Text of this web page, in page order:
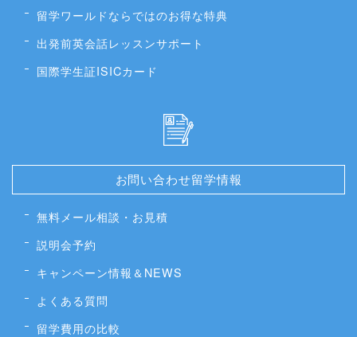
留学ワールドならではのお得な特典
出発前英会話レッスンサポート
国際学生証ISICカード
お問い合わせ留学情報
無料メール相談・お見積
説明会予約
キャンペーン情報＆NEWS
よくある質問
留学費用の比較